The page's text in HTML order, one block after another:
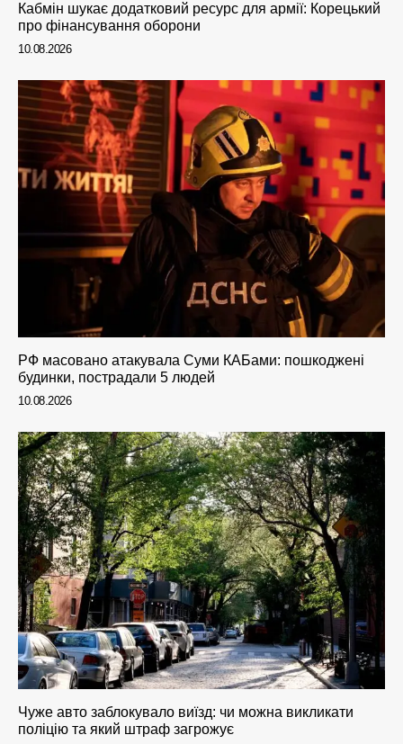
Кабмін шукає додатковий ресурс для армії: Корецький
про фінансування оборони
10.08.2026
РФ масовано атакувала Суми КАБами: пошкоджені
будинки, пострадали 5 людей
10.08.2026
Чуже авто заблокувало виїзд: чи можна викликати
поліцію та який штраф загрожує